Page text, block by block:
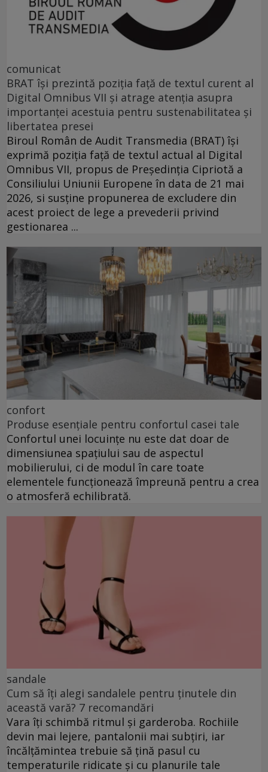
comunicat
BRAT își prezintă poziția față de textul curent al
Digital Omnibus VII și atrage atenția asupra
importanței acestuia pentru sustenabilitatea și
libertatea presei
Biroul Român de Audit Transmedia (BRAT) își
exprimă poziția față de textul actual al Digital
Omnibus VII, propus de Președinția Cipriotă a
Consiliului Uniunii Europene în data de 21 mai
2026, si susține propunerea de excludere din
acest proiect de lege a prevederii privind
gestionarea ...
confort
Produse esențiale pentru confortul casei tale
Confortul unei locuințe nu este dat doar de
dimensiunea spațiului sau de aspectul
mobilierului, ci de modul în care toate
elementele funcționează împreună pentru a crea
o atmosferă echilibrată.
sandale
Cum să îți alegi sandalele pentru ținutele din
această vară? 7 recomandări
Vara îți schimbă ritmul și garderoba. Rochiile
devin mai lejere, pantalonii mai subțiri, iar
încălțămintea trebuie să țină pasul cu
temperaturile ridicate și cu planurile tale